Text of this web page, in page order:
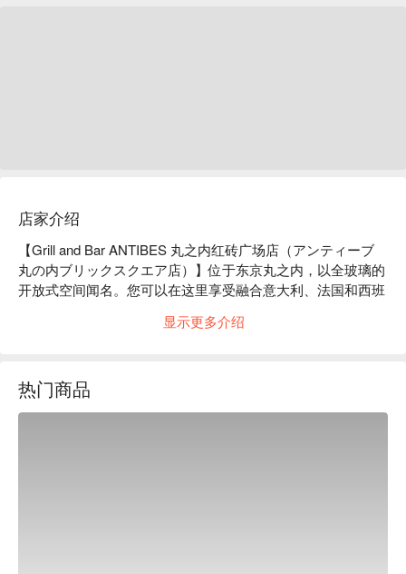
店家介绍
【Grill and Bar ANTIBES 丸之内红砖广场店（アンティーブ
丸の内ブリックスクエア店）】位于东京丸之内，以全玻璃的
开放式空间闻名。您可以在这里享受融合意大利、法国和西班
面到当季食材的炭火主菜，都坚持高品质，提供从20万种中严
值！店内环境也很好，很适合和朋友聚会或情侣约会～」（截
取自网络评价）
显示更多介绍
热门商品